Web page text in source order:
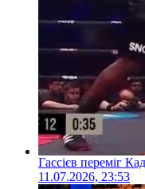
Гассієв переміг
11.07.2026, 23:53